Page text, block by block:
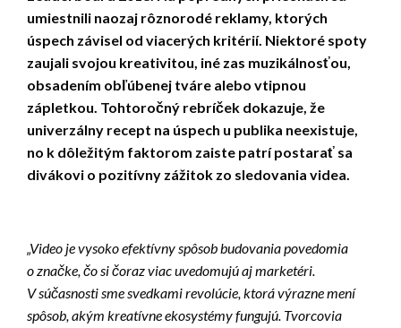
umiestnili naozaj rôznorodé reklamy, ktorých
úspech závisel od viacerých kritérií. Niektoré spoty
zaujali svojou kreativitou, iné zas muzikálnosťou,
obsadením obľúbenej tváre alebo vtipnou
zápletkou. Tohtoročný rebríček dokazuje, že
univerzálny recept na úspech u publika neexistuje,
no k dôležitým faktorom zaiste patrí postarať sa
divákovi o pozitívny zážitok zo sledovania videa.
„Video je vysoko efektívny spôsob budovania povedomia
o značke, čo si čoraz viac uvedomujú aj marketéri.
V súčasnosti sme svedkami revolúcie, ktorá výrazne mení
spôsob, akým kreatívne ekosystémy fungujú. Tvorcovia